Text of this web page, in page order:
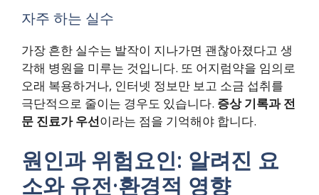
자주 하는 실수
가장 흔한 실수는 발작이 지나가면 괜찮아졌다고 생
각해 병원을 미루는 것입니다. 또 어지럼약을 임의로
오래 복용하거나, 인터넷 정보만 보고 소금 섭취를
극단적으로 줄이는 경우도 있습니다. 증상 기록과 전
문 진료가 우선이라는 점을 기억해야 합니다.
원인과 위험요인: 알려진 요
소와 유전·환경적 영향